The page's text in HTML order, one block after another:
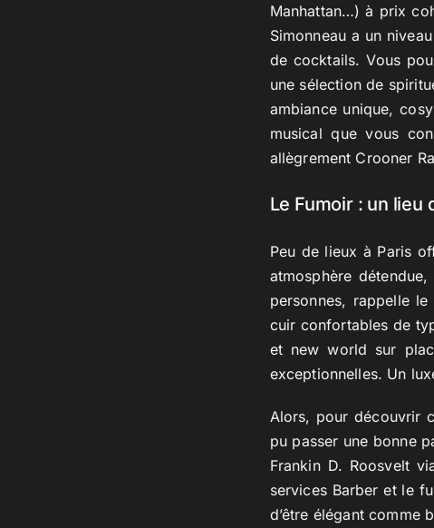
Manhattan…) à prix
Simonneau a un
de cocktails. Vous
une sélection de
ambiance unique,
musical que vous
allègrement Crooner
Le Fumoir : un lieu
Peu de lieux à Paris
atmosphère
personnes, rappelle
cuir confortables de
et new world sur
exceptionnelles. Un
Alors, pour découvrir
pu passer une bonne
Frankin D. Roosvelt
services Barber et le
d’être élégant comme